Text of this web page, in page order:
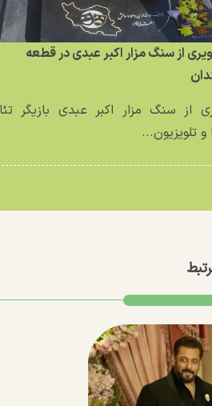
از سنگ مزار اکبر عبدی در قطعه
از سنگ مزار اکبر عبدی بازیگر
و تلویزیون...